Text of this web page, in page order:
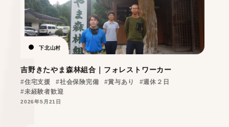
下北山村
吉野きたやま森林組合｜フォレストワーカー
#住宅支援 #社会保険完備 #賞与あり
#週休２日
#未経験者歓迎
2026年5月21日